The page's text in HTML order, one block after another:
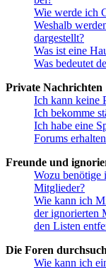
Wie werde ich
Weshalb
dargestellt?
Was ist eine
Was bedeutet
Private Nachrichten
Ich kann keine
Ich bekomme
Ich habe eine
Forums
Freunde und
Wozu benötige
Mitglieder?
Wie kann ich
der ignorierten
den Listen
Die Foren
Wie kann ich